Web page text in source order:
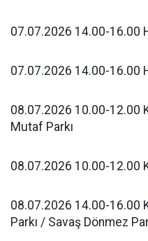
07.07.2026 14.00-16.00
07.07.2026 14.00-16.00
08.07.2026 10.00-12.00
Mutaf Parkı
08.07.2026 10.00-12.00
08.07.2026 14.00-16.00
Parkı / Savaş Dönmez